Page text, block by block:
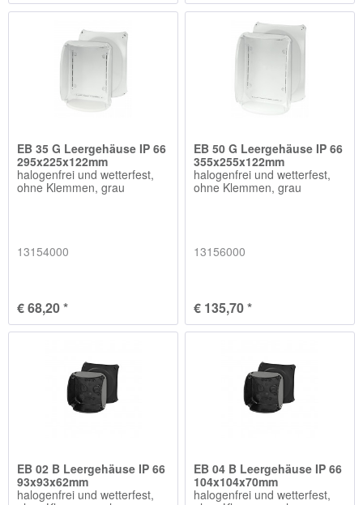
EB 35 G Leergehäuse IP 66
295x225x122mm
halogenfrei und wetterfest,
ohne Klemmen, grau
13154000
€ 68,20 *
EB 50 G Leergehäuse IP 66
355x255x122mm
halogenfrei und wetterfest,
ohne Klemmen, grau
13156000
€ 135,70 *
EB 02 B Leergehäuse IP 66
93x93x62mm
halogenfrei und wetterfest,
EB 04 B Leergehäuse IP 66
104x104x70mm
halogenfrei und wetterfest,